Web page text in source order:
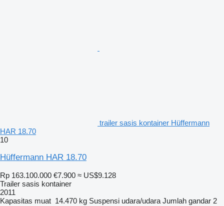
trailer sasis kontainer Hüffermann
HAR 18.70
10
Hüffermann HAR 18.70
Rp 163.100.000 €7.900 ≈ US$9.128
Trailer sasis kontainer
2011
Kapasitas muat 14.470 kg Suspensi udara/udara Jumlah gandar 2